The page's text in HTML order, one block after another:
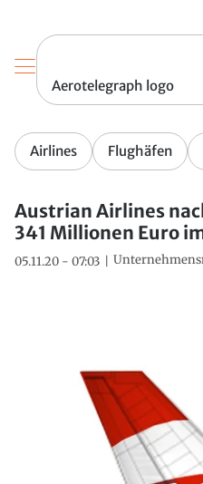
Aerotelegraph logo
Airlines Flughäfen
Austrian Airlines
341 Millionen Euro
05.11.20 - 07:03